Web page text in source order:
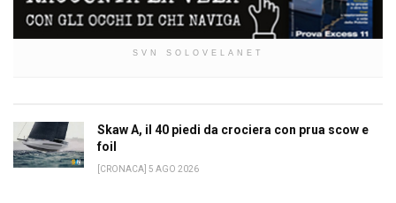
SVN SOLOVELANET
Skaw A, il 40 piedi da crociera con prua scow e
foil
[CRONACA] 5 AGO 2026